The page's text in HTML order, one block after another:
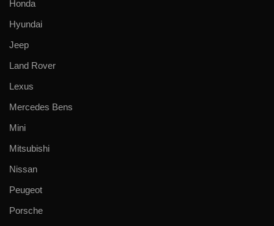
Honda
Hyundai
Jeep
Land Rover
Lexus
Mercedes Bens
Mini
Mitsubishi
Nissan
Peugeot
Porsche